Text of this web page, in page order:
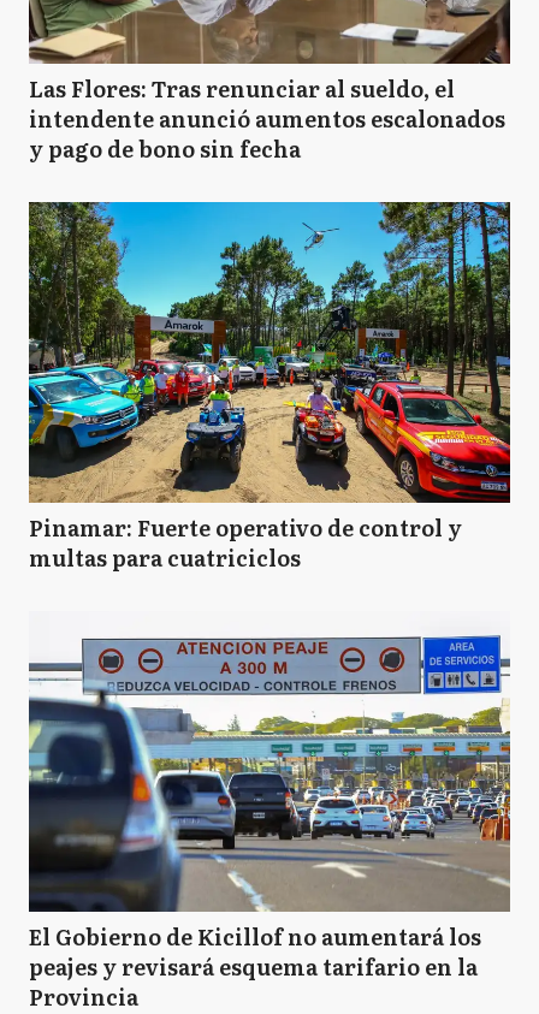
Las Flores: Tras renunciar al sueldo, el
intendente anunció aumentos escalonados
y pago de bono sin fecha
Pinamar: Fuerte operativo de control y
multas para cuatriciclos
El Gobierno de Kicillof no aumentará los
peajes y revisará esquema tarifario en la
Provincia